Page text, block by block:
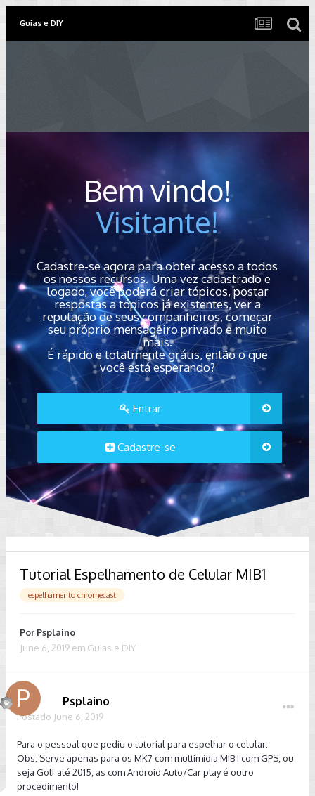
Guias e DIY
Bem vindo!
Visitante!
Cadastre-se agora para obter acesso a todos
os nossos recursos. Uma vez cadastrado e
logado, você poderá criar tópicos, postar
respostas a tópicos já existentes, ver a
reputação de seus companheiros, começar
seu próprio mensageiro privado e muito
mais.
É rápido e totalmente grátis, então o que
você está esperando?
Entrar
Cadastre-se
Tutorial Espelhamento de Celular MIB1
espelhamento chromecast
Por Psplaino
June 6, 2019 em Guias e DIY
Psplaino
Postado June 6, 2019
Para o pessoal que pediu o tutorial para espelhar o celular:
Obs: Serve apenas para os MK7 com multimídia MIB I com GPS, ou
seja Golf até 2015, as com Android Auto/Car play é outro
procedimento!